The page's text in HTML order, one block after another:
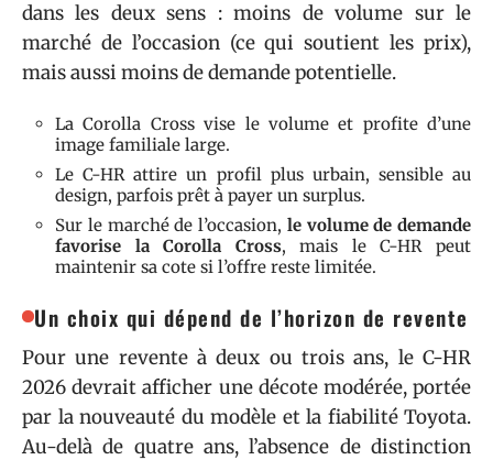
dans les deux sens : moins de volume sur le
marché de l’occasion (ce qui soutient les prix),
mais aussi moins de demande potentielle.
La Corolla Cross vise le volume et profite d’une
image familiale large.
Le C-HR attire un profil plus urbain, sensible au
design, parfois prêt à payer un surplus.
Sur le marché de l’occasion, le volume de demande
favorise la Corolla Cross, mais le C-HR peut
maintenir sa cote si l’offre reste limitée.
Un choix qui dépend de l’horizon de revente
Pour une revente à deux ou trois ans, le C-HR
2026 devrait afficher une décote modérée, portée
par la nouveauté du modèle et la fiabilité Toyota.
Au-delà de quatre ans, l’absence de distinction